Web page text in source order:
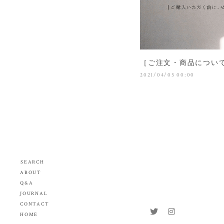
SEARCH
ABOUT
Q&A
JOURNAL
CONTACT
HOME
［ご注文・商品につい
2021/04/05 00:00